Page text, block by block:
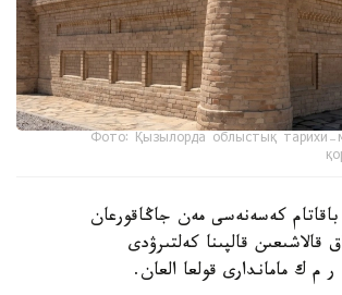
Фото: Қызылорда облыстық тарихи-
باقاتام كەسەنەسى مەن جاڭاقورعان
قالاشىعىن قالپىنا كەلتىرۋدى
ر م ك ماماندارى قولعا العان.